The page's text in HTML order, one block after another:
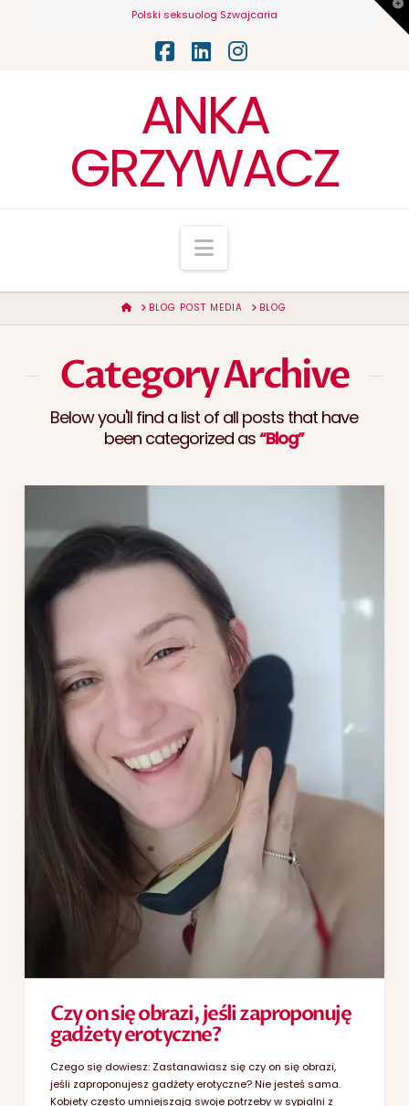
Polski seksuolog Szwajcaria
Facebook
LinkedInInstagram
ANKA
GRZYWACZ
Navigation
HOMEBLOG POST MEDIA BLOG
Category Archive
Below you'll find a list of all posts that have
been categorized as“Blog”
Czy on się obrazi, jeśli zaproponuję
gadżety erotyczne?
Czego się dowiesz: Zastanawiasz się czy on się obrazi,
jeśli zaproponujesz gadżety erotyczne? Nie jesteś sama.
Kobiety często umniejszają swoje potrzeby w sypialni z